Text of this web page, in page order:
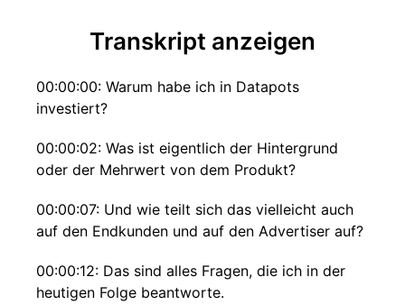
Transkript anzeigen
00:00:00: Warum habe ich in Datapots
investiert?
00:00:02: Was ist eigentlich der Hintergrund
oder der Mehrwert von dem Produkt?
00:00:07: Und wie teilt sich das vielleicht auch
auf den Endkunden und auf den Advertiser auf?
00:00:12: Das sind alles Fragen, die ich in der
heutigen Folge beantworte.